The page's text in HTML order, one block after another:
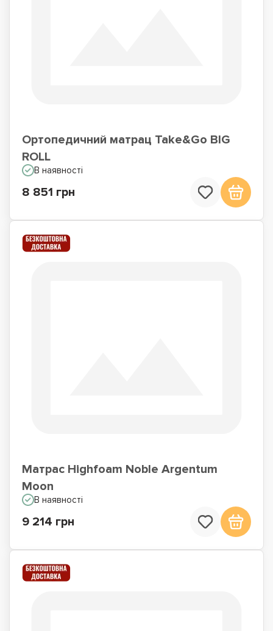
Ортопедичний матрац Take&Go BIG
ROLL
В наявності
8 851 грн
Матрас Highfoam Noble Argentum
Moon
В наявності
9 214 грн